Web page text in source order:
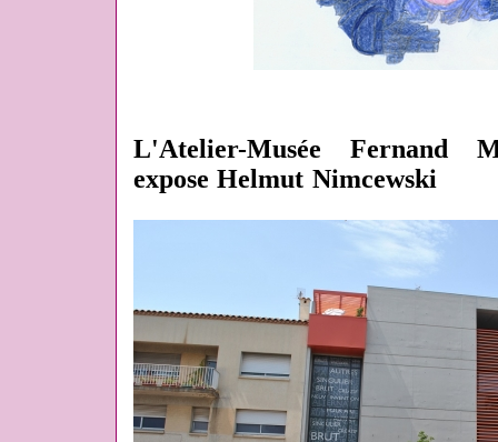
L'Atelier-Musée Fernand
expose Helmut Nimcewski